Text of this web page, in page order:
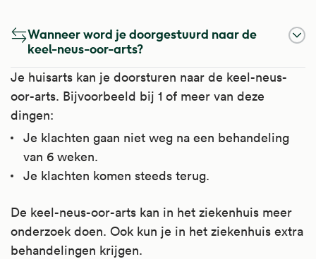
Wanneer word je doorgestuurd naar de
keel-neus-oor-arts?
Je huisarts kan je doorsturen naar de keel-neus-
oor-arts. Bijvoorbeeld bij 1 of meer van deze
dingen:
Je klachten gaan niet weg na een behandeling
van 6 weken.
Je klachten komen steeds terug.
De keel-neus-oor-arts kan in het ziekenhuis meer
onderzoek doen. Ook kun je in het ziekenhuis extra
behandelingen krijgen.